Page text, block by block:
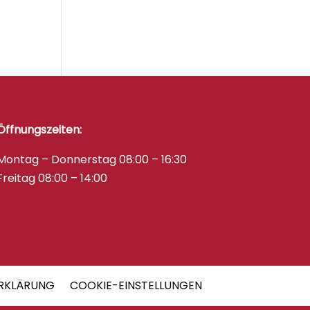
– Donnerstag 08:00 – 16:30
08:00 – 14:00
COOKIE-EINSTELLUNGEN